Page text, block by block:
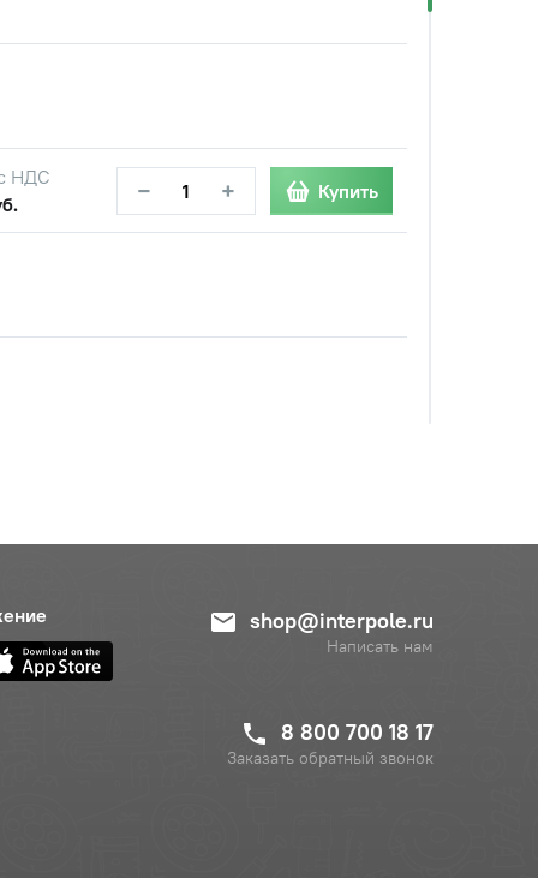
НДС
− + Купить
НДС
shop@interpole.ru
Написать нам
8 800 700 18 17
Заказать обратный звонок